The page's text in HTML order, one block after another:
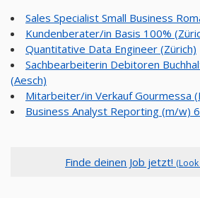
Sales Specialist Small Business
Kundenberater/in Basis 100%
Quantitative Data Engineer (Zürich)
Sachbearbeiterin Debitoren
(Aesch)
Mitarbeiter/in Verkauf Gourmessa
Business Analyst Reporting (m/w)
Finde deinen Job jetzt!